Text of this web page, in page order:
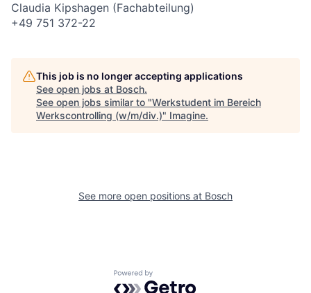
Claudia Kipshagen (Fachabteilung)
+49 751 372-22
This job is no longer accepting applications
See open jobs at Bosch.
See open jobs similar to "Werkstudent im Bereich
Werkscontrolling (w/m/div.)" Imagine.
See more open positions at Bosch
Powered by Getro.com